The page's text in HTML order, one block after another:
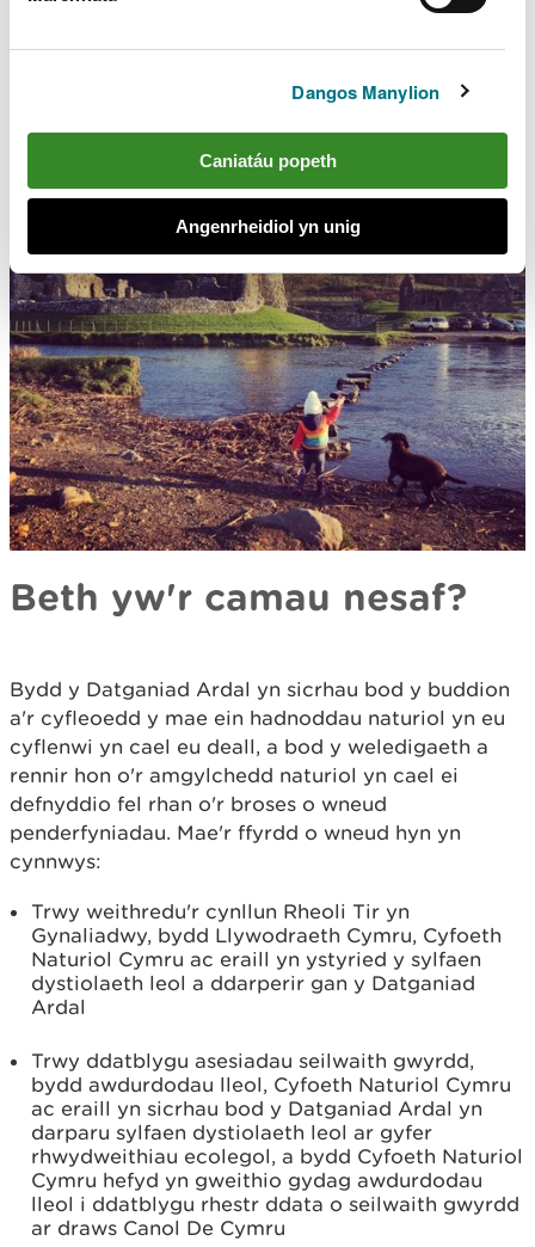
Dangos Manylion
Caniatáu popeth
Angenrheidiol yn unig
newydd lle mae rhai yn bodoli yn barod. Byddwn
drwy hyrwyddo rôl atebion sy'n seiliedig ar natur.
Beth yw'r camau nesaf?
Bydd y Datganiad Ardal yn sicrhau bod y buddion
a'r cyfleoedd y mae ein hadnoddau naturiol yn eu
cyflenwi yn cael eu deall, a bod y weledigaeth a
rennir hon o'r amgylchedd naturiol yn cael ei
defnyddio fel rhan o'r broses o wneud
penderfyniadau. Mae'r ffyrdd o wneud hyn yn
cynnwys:
Trwy weithredu'r cynllun Rheoli Tir yn
Gynaliadwy, bydd Llywodraeth Cymru, Cyfoeth
Naturiol Cymru ac eraill yn ystyried y sylfaen
dystiolaeth leol a ddarperir gan y Datganiad
Ardal
Trwy ddatblygu asesiadau seilwaith gwyrdd,
bydd awdurdodau lleol, Cyfoeth Naturiol Cymru
ac eraill yn sicrhau bod y Datganiad Ardal yn
darparu sylfaen dystiolaeth leol ar gyfer
rhwydweithiau ecolegol, a bydd Cyfoeth Naturiol
Cymru hefyd yn gweithio gydag awdurdodau
lleol i ddatblygu rhestr ddata o seilwaith gwyrdd
ar draws Canol De Cymru